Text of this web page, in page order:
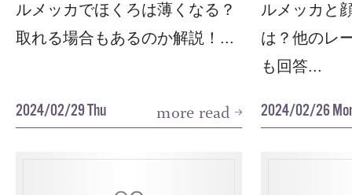
ルメッカでほくろは薄くなる？
取れる場合もあるのか解説！...
2024/02/29 Thu more read
ルメッカと
は？他のレ
も回答...
2024/02/26